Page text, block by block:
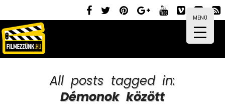
MENÜ
All posts tagged in:
Démonok között